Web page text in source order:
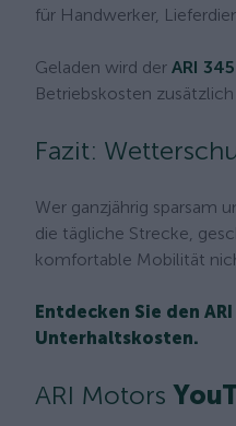
für Handwerker,
Geladen wird der ARI
Betriebskosten zusätzlich
Fazit:
Wer ganzjährig sparsam
die tägliche Strecke,
komfortable Mobilität
Entdecken Sie den
Unterhaltskosten.
ARI Motors